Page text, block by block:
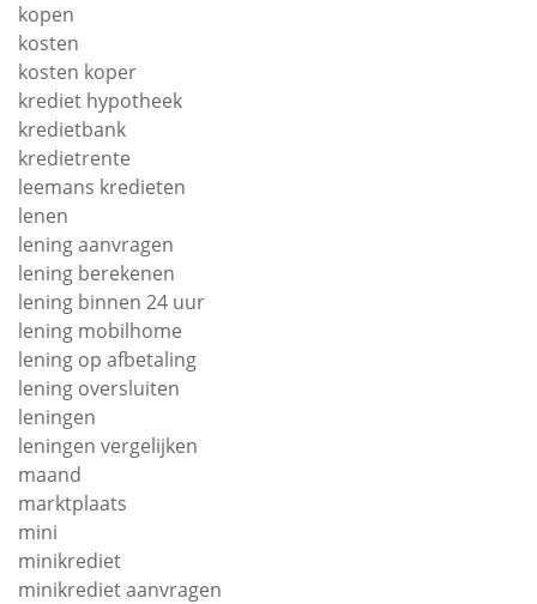
kopen
kosten
kosten koper
krediet hypotheek
kredietbank
kredietrente
leemans kredieten
lenen
lening aanvragen
lening berekenen
lening binnen 24 uur
lening mobilhome
lening op afbetaling
lening oversluiten
leningen
leningen vergelijken
maand
marktplaats
mini
minikrediet
minikrediet aanvragen